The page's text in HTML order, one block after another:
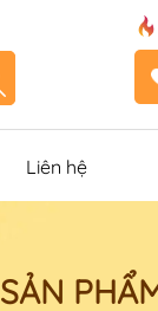
Liên hệ
SẢN